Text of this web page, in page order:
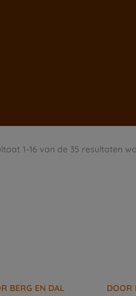
1–16 van de 35 resultaten
BERG EN DAL
DOOR